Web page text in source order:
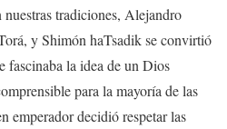
tradiciones, Alejandro
y Shimón haTsadik se convirtió
fascinaba la idea de un Dios
para la mayoría de las
emperador decidió respetar las